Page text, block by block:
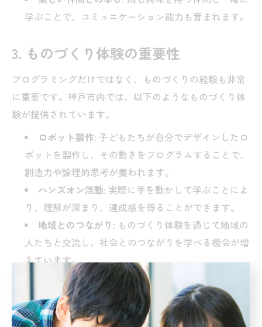
学ぶことで、コミュニケーション能力も育まれます。
3. ものづくり体験の重要性
プログラミングだけではなく、ものづくりの経験も非常
に重要です。神戸市内では、以下のようなものづくり体
験が提供されています。
ロボット製作: 子どもたちが自分でデザインしたロ
ボットを製作し、その動きをプログラムすることで、
創造力や論理的思考が養われます。
ハンズオン活動: 実際に手を動かして学ぶことによ
り、理解が深まり、達成感を得ることができます。
地域とのつながり : ものづくり体験を通じて地域の
人たちと交流し、社会とのつながりを学べる機会が増
えています。
4. 未来を見据えたプログラミング学
習